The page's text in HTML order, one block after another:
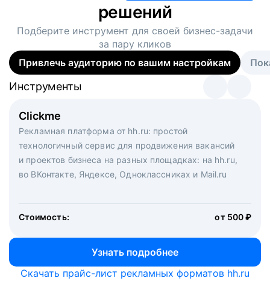
решений
Подберите инструмент для своей бизнес-задачи
за пару кликов
Привлечь аудиторию по вашим настройкам
Clickme
Рекламная платформа от hh.ru: простой
технологичный сервис для продвижения вакансий
и проектов бизнеса на разных площадках: на hh.ru,
во ВКонтакте, Яндексе, Одноклассниках и Mail.ru
Стоимость: от 500 ₽
Узнать подробнее
Инструменты
Вакансия дня
Рекламный формат для вакансий на главной странице
hh.ru. Увеличивает количество откликов
Инструменты
Массовый подбор под ключ. Решите, сколько
кандидатов и когда вам нужно, и за дело возьмутся
маркетологи, рекрутеры и проектные менеджеры
hh.ru с целым набором digital-инструментов
Инструменты
Скачать прайс-лист рекламных форматов hh.ru